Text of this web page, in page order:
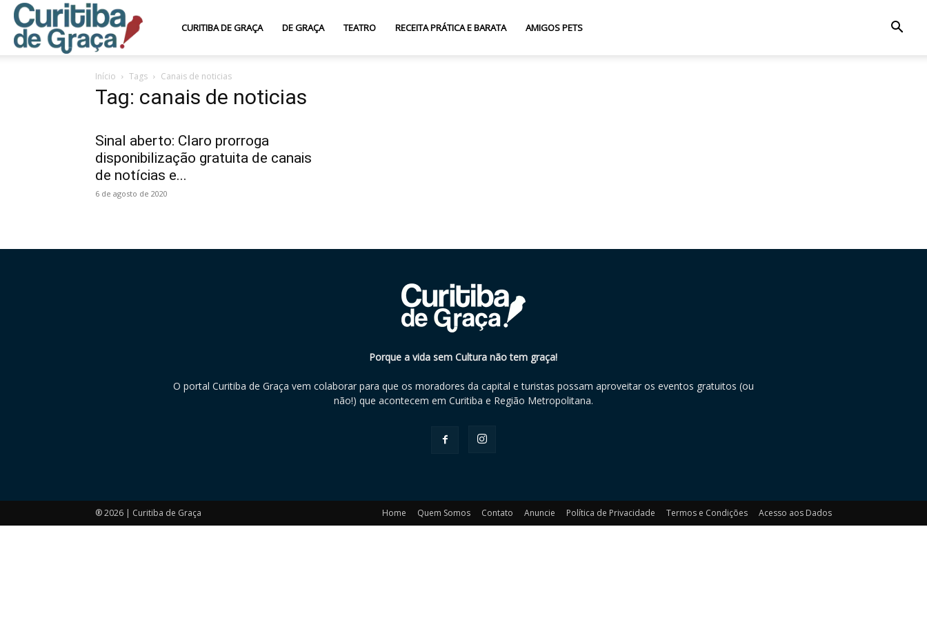
Curitiba
de
Graça
CURITIBA DE GRAÇA DE GRAÇA TEATRO RECEITA PRÁTICA E BARATA AMIGOS PETS
Início Tags Canais de noticias
Tag: canais de noticias
Sinal aberto: Claro prorroga
disponibilização gratuita de canais
de notícias e...
6 de agosto de 2020
Porque a vida sem Cultura não tem graça!
O portal Curitiba de Graça vem colaborar para que os moradores da capital e turistas possam aproveitar os eventos gratuitos (ou
não!) que acontecem em Curitiba e Região Metropolitana.
Home Quem Somos Contato Anuncie Política de Privacidade Termos e Condições Acesso aos Dados
® 2026 | Curitiba de Graça